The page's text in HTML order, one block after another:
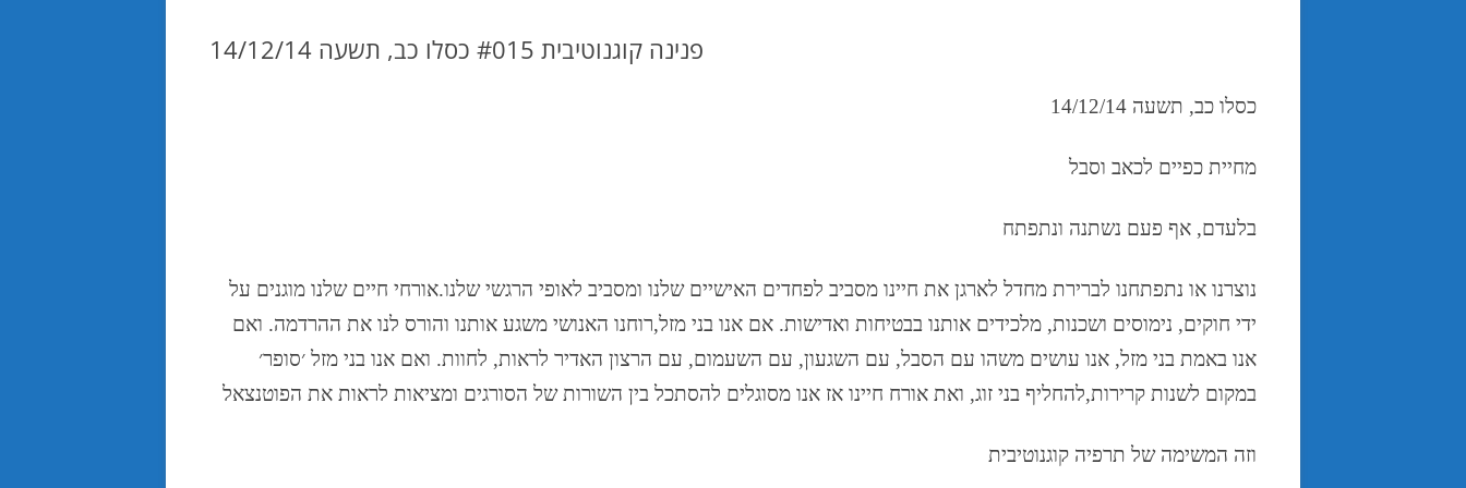
פנינה קוגנוטיבית #015 כסלו כב, תשעה 14/12/14
כסלו כב, תשעה 14/12/14
מחיית כפיים לכאב וסבל
בלעדם, אף פעם נשתנה ונתפתח
נוצרנו או נתפתחנו לברירת מחדל לארגן את חיינו מסביב לפחדים האישיים שלנו ומסביב לאופי הרגשי שלנו.אורחי חיים שלנו מוגנים על
ידי חוקים, נימוסים ושכנות, מלכידים אותנו בבטיחות ואדישות. אם אנו בני מזל,רוחנו האנושי משגע אותנו והורס לנו את ההרדמה. ואם
אנו באמת בני מזל, אנו עושים משהו עם הסבל, עם השגעון, עם השעמום, עם הרצון האדיר לראות, לחוות. ואם אנו בני מזל ׳סופר׳
במקום לשנות קרירות,להחליף בני זוג, ואת אורח חיינו אז אנו מסוגלים להסתכל בין השורות של הסורגים ומציאות לראות את הפוטנצאל
וזה המשימה של תרפיה קוגנוטיבית